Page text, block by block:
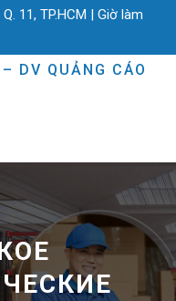
11, TP.HCM | Giờ làm